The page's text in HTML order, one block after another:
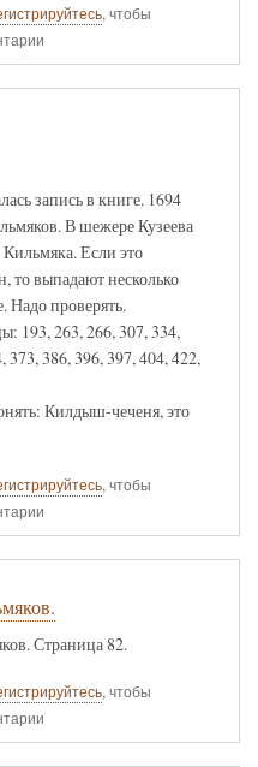
, чтобы
запись в книге. 1694
В шежере Кузеева
Кильмяка. Если это
то выпадают несколько
Надо проверять.
193, 263, 266, 307, 334,
373, 386, 396, 397, 404, 422,
Килдыш-чеченя, это
, чтобы
Страница 82.
, чтобы